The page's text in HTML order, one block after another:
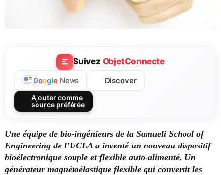
Suivez ObjetConnecte
Google News Discover
Ajouter comme
source préférée
Une équipe de bio-ingénieurs de la Samueli School of
Engineering de l’UCLA a inventé un nouveau dispositif
bioélectronique souple et flexible auto-alimenté. Un
générateur magnétoélastique flexible qui convertit les